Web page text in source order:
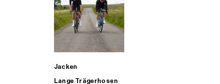
Jacken
Lange Trägerhosen
ALLE TRIATHLONARTIKEL FÜR MÄNNER KAUFEN